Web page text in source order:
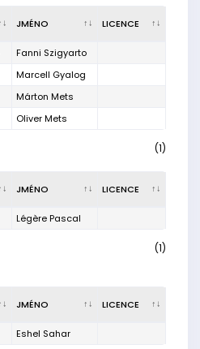
JMÉNO LICENCE
Fanni Szigyarto
Marcell Gyalog
Márton Mets
Oliver Mets
(1)
JMÉNO LICENCE
Légère Pascal
(1)
JMÉNO LICENCE
Eshel Sahar